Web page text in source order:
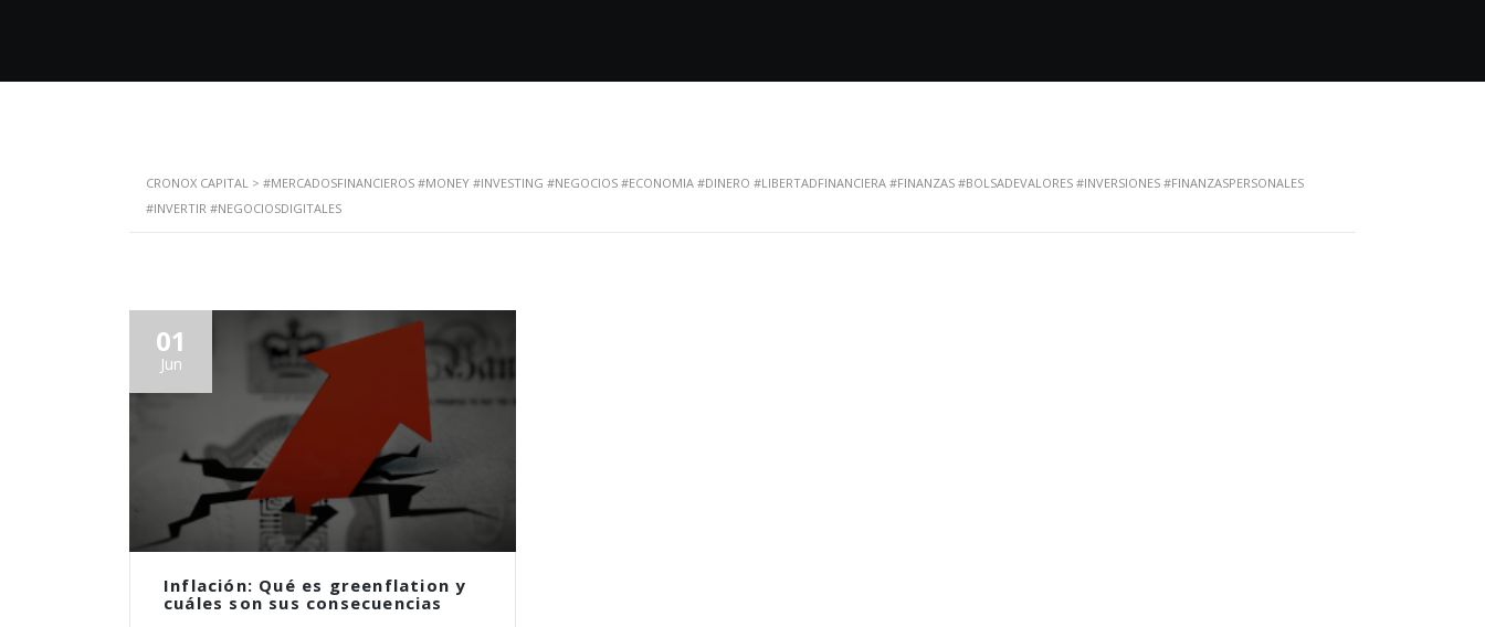
CRONOX CAPITAL > #MERCADOSFINANCIEROS #MONEY #INVESTING #NEGOCIOS #ECONOMIA #DINERO #LIBERTADFINANCIERA #FINANZAS #BOLSADEVALORES #INVERSIONES #FINANZASPERSONALES
#INVERTIR #NEGOCIOSDIGITALES
01
Jun
Inflación: Qué es greenflation y
cuáles son sus consecuencias